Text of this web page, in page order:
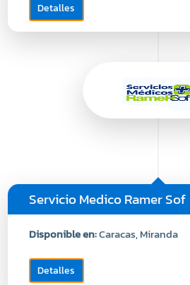
Detalles
Servicio Medico Ramer Sof
Disponible en:Caracas, Miranda
Detalles